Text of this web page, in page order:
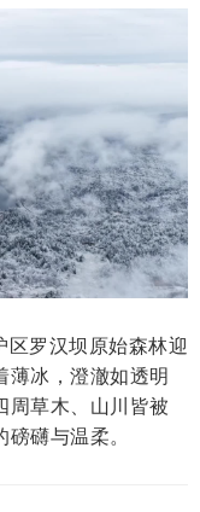
罗汉坝原始森林迎
薄冰，澄澈如透明
周草木、山川皆被
礴与温柔。